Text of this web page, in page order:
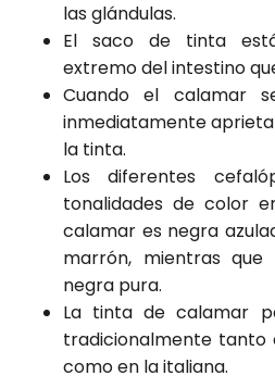
las glándulas.
El saco de tinta
extremo del intestino
Cuando el calamar
inmediatamente
la tinta.
Los diferentes
tonalidades de color
calamar es negra
marrón, mientras
negra pura.
La tinta de calamar
tradicionalmente tanto
como en la italiana.